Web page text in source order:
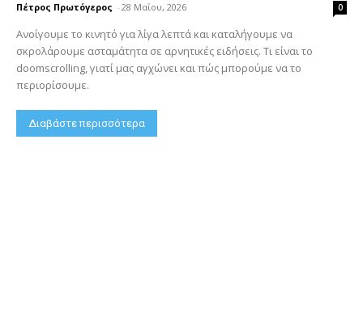
Πέτρος Πρωτόγερος - 28 Μαΐου, 2026 0
Ανοίγουμε το κινητό για λίγα λεπτά και καταλήγουμε να
σκρολάρουμε ασταμάτητα σε αρνητικές ειδήσεις. Τι είναι το
doomscrolling, γιατί μας αγχώνει και πώς μπορούμε να το
περιορίσουμε.
Διαβάστε περισσότερα